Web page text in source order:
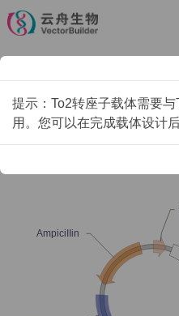
哺乳动物三miR30-
AmpiciIIin
提示：To2转座子载体需要
用。您可以在完成载体设计